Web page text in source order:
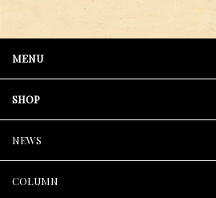
MENU
SHOP
NEWS
COLUMN